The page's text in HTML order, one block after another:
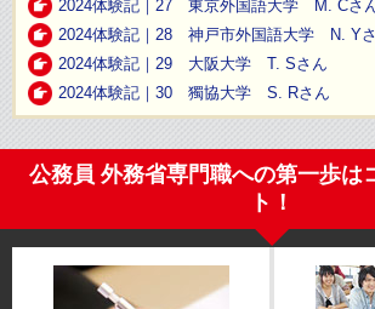
2024体験記｜27 東京外国語大学 M. Cさ
2024体験記｜28 神戸市外国語大学 N. Y
2024体験記｜29 大阪大学 T. Sさん
2024体験記｜30 獨協大学 S. Rさん
公務員 外務省専門職への第一歩は
ト！